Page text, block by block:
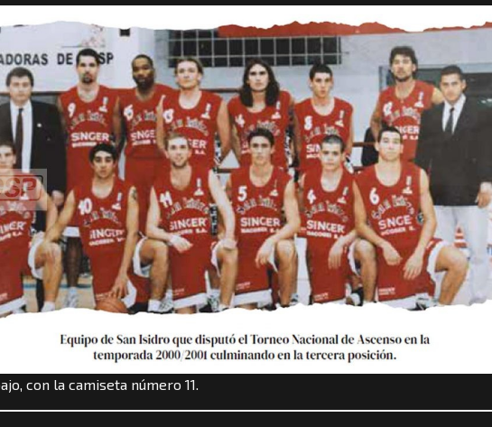
con la camiseta número 11.